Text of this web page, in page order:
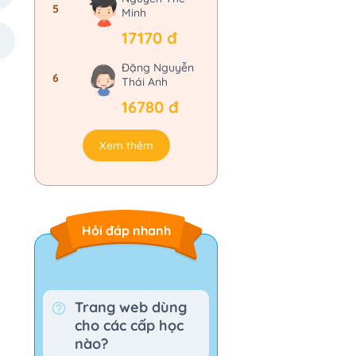
5
Minh
17170 đ
6
Đặng Nguyễn
Thái Anh
16780 đ
Xem thêm
Hỏi đáp nhanh
Trang web dùng
cho các cấp học
nào?